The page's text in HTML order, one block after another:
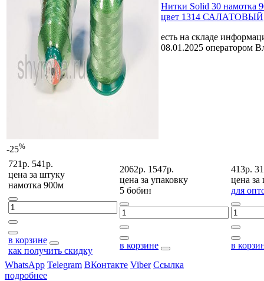
-25%
Нитки Solid 30 намотка
цвет 1314 САЛАТОВЫЙ
есть на складе
08.01.2025 оператором
721р. 541р.
цена за штуку
намотка 900м
в корзине
как получить скидку
2062р. 1547р.
цена за упаковку
5 бобин
в корзине
413р.
цена за
для
в
WhatsApp Telegram ВКонтакте Viber Ссылка
подробнее